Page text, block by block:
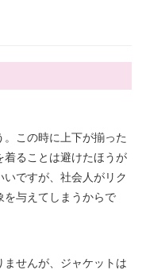
この時に上下が揃った
着ることは避けたほうが
いですが、社会人がリク
を与えてしまうからで
せんが、ジャケットは